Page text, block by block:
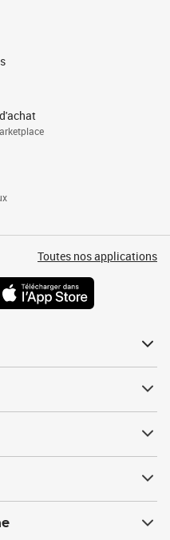
Toutes nos applications